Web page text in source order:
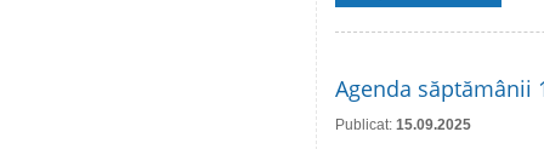
Agenda săptămânii
Publicat: 15.09.2025